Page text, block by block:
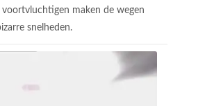
voortvluchtigen maken de wegen
snelheden.